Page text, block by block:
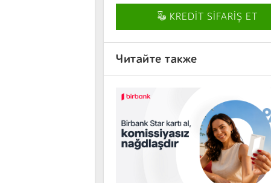
KREDİT SİFARİŞ ET
Читайте также